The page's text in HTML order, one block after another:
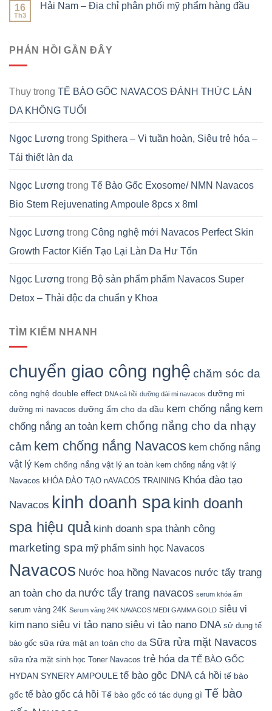
16
Th3
Hải Nam – Địa chỉ phân phối mỹ phẩm hàng đầu
PHẢN HỒI GẦN ĐÂY
Thuy trong TẾ BÀO GỐC NAVACOS ĐÁNH THỨC LÀN
DA KHÔNG TUỔI
Ngọc Lương trong Spithera – Vi tuần hoàn, Siêu trẻ hóa –
Tái thiết làn da
Ngọc Lương trong Tế Bào Gốc Exosome/ NMN Navacos
Bio Stem Rejuvenating Ampoule 8pcs x 8ml
Ngọc Lương trong Công nghệ mới Navacos Perfect Skin
Growth Factor Kiến Tạo Lại Làn Da Hư Tổn
Ngọc Lương trong Bộ sản phẩm phẩm Navacos Super
Detox – Thải độc da chuẩn y Khoa
TÌM KIẾM NHANH
chuyển giao công nghệ chăm sóc da
công nghệ double effect DNA cá hồi dưỡng dài mi navacos dưỡng mi
dưỡng mi navacos dưỡng ẩm cho da dầu kem chống nắng kem
chống nắng an toàn kem chống nắng cho da nhạy
cảm kem chống nắng Navacos kem chống nắng
vật lý Kem chống nắng vật lý an toàn kem chống nắng vật lý
Navacos kHÓA ĐÀO TẠO nAVACOS TRAINING Khóa đào tạo
Navacos kinh doanh spa kinh doanh
spa hiệu quả kinh doanh spa thành công
marketing spa mỹ phẩm sinh học Navacos
Navacos Nước hoa hồng Navacos nước tẩy trang
an toàn cho da nước tẩy trang navacos serum khóa ẩm
serum vàng 24K Serum vàng 24K NAVACOS MEDI GAMMA GOLD siêu vi
kim nano siêu vi tảo nano siêu vi tảo nano DNA sử dụng tế
bào gốc sữa rửa mặt an toàn cho da Sữa rửa mặt Navacos
sữa rửa mặt sinh học Toner Navacos trẻ hóa da TẾ BÀO GỐC
HYDAN SYNERY AMPOULE tế bào gôc DNA cá hồi tế bào
gốc tế bào gốc cá hồi Tế bào gốc có tác dụng gì Tế bào